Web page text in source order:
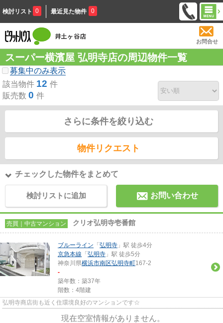
検討リスト 0 最近見た物件 0
お問合せ
スーパー横濱屋 弘明寺店の周辺物件一覧
募集中のみ表示
該当物件 12 件
販売数 0 件
さらに条件を絞り込む
物件リクエスト
チェックした物件をまとめて
検討リストに追加 お問い合わせ
売買｜中古マンション クリオ弘明寺壱番館
ブルーライン 「 弘明寺 」駅 徒歩4分
京急本線 「 弘明寺 」駅 徒歩5分
神奈川県横浜市南区弘明寺町167-2
-
築年数：築37年
階数：4階建
弘明寺商店街も近く住環境良好のマンションです☆
現在空室情報がありません。